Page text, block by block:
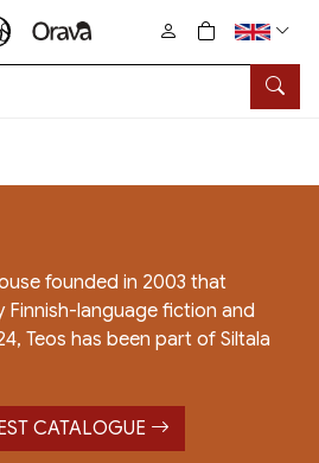
0
tuotetta
founded in 2003 that
Finnish-language fiction and
Teos has been part of Siltala
CATALOGUE